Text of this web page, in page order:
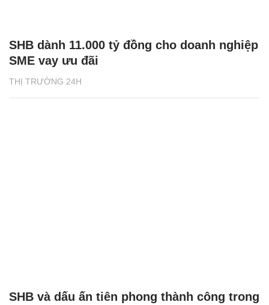
THỊ TRƯỜNG 24H
SHB dành 11.000 tỷ đồng cho doanh nghiệp
SME vay ưu đãi
SHB và dấu ấn tiên phong thành công trong